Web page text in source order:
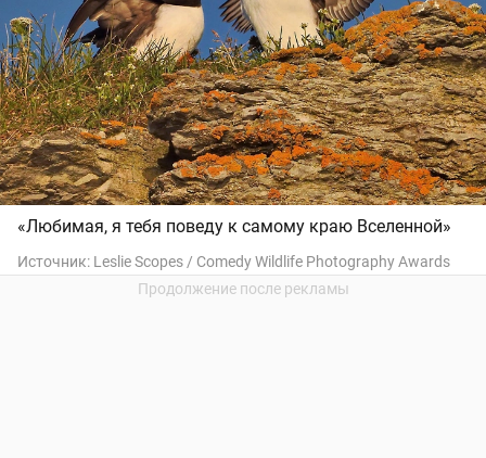
«Любимая, я тебя поведу к самому краю Вселенной»
Источник: Leslie Scopes / Comedy Wildlife Photography Awards